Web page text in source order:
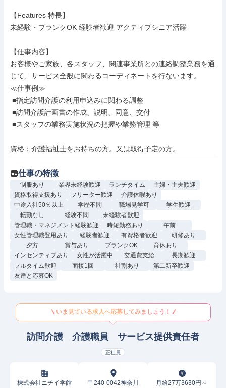
【Features 特長】
未経験・ブランクOK 経験者歓迎 アクティブシニア活躍
【仕事内容】
お客様やご家族、各スタッフ、関連事業所との連絡調整業務を通
じて、サービス全般に関わるコーディネートを行ないます。
≪仕事例≫
資格：介護福祉士をお持ちの方。又は取得予定の方。
仕事の特徴
制服あり 業界未経験歓迎 ランチタイム
主婦・主夫歓迎
資格取得支援あり
フリーター歓迎
介護休暇あり
中途入社50％以上
学歴不問 職場見学可
学生歓迎
転勤なし
経験不問
未経験者歓迎
管理職・マネジメント経験歓迎
時短勤務あり
午前
女性管理職登用あり
経験者歓迎 有資格者歓迎
研修あり
夕方
賞与あり ブランクOK
育休あり
インセンティブあり
女性が活躍中 交通費支給
長期歓迎
フルタイム歓迎
面接1回 社割あり
第二新卒歓迎
友達と応募OK
いま見ている求人へ応募してみましょう！
訪問介護 介護職員 サービス提供責任者
正社員
株式会社ニチイ学館
〒240-0042神奈川
月給27万3630円～